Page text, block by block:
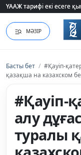
ҮААЖ тарифі екі есеге
ҮААЖ тарифі екі есеге
МӘЗІР
Басты бет / #Қауіп-
қазақша на казахском
#Қауіп-
алу
туралы